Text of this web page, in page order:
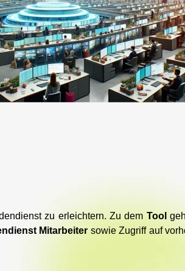
zu erleichtern. Zu dem Tool
Mitarbeiter sowie Zugriff auf